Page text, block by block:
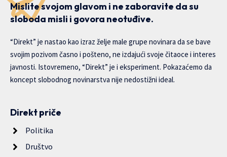
Mislite svojom glavom i ne zaboravite da su
sloboda misli i govora neotuđive.
“Direkt” je nastao kao izraz želje male grupe novinara da se bave
svojim pozivom časno i pošteno, ne izdajući svoje čitaoce i interes
javnosti. Istovremeno, “Direkt” je i eksperiment. Pokazaćemo da
koncept slobodnog novinarstva nije nedostižni ideal.
Direkt priče
Politika
Društvo